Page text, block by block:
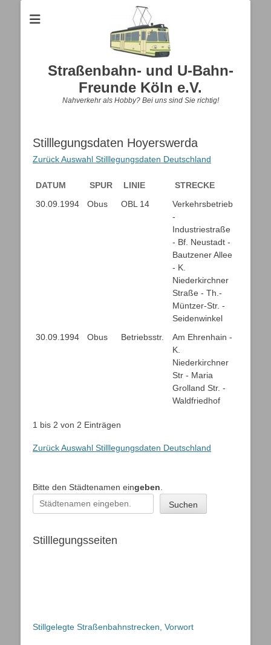
Straßenbahn- und U-Bahn-
Freunde Köln e.V.
Nahverkehr als Hobby? Bei uns sind Sie richtig!
Stilllegungsdaten Hoyerswerda
Zurück Auswahl Stilllegungsdaten Deutschland
DATUM SPUR LINIE
STRECKE
DATUM
SPUR LINIE STRECKE
30.09.1994 Obus OBL 14
Verkehrsbetrieb
-
Industriestraße
- Bf. Neustadt -
Bautzener Allee
- K.
Niederkirchner
Straße - Th.-
Müntzer-Str. -
Seidenwinkel
30.09.1994
Obus Betriebsstr.
Am Ehrenhain -
K.
Niederkirchner
Str - Maria
Grolland Str. -
Waldfriedhof
1 bis 2 von 2 Einträgen
Zurück Auswahl Stilllegungsdaten Deutschland
Bitte den Städtenamen eingeben
Suchen
Stilllegungsseiten
Stillgelegte Straßenbahnstrecken, Vorwort